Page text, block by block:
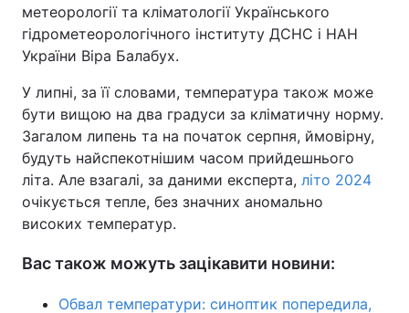
метеорології та кліматології Українського
гідрометеорологічного інституту ДСНС і НАН
України Віра Балабух.
У липні, за її словами, температура також може
бути вищою на два градуси за кліматичну норму.
Загалом липень та на початок серпня, ймовірну,
будуть найспекотнішим часом прийдешнього
літа. Але взагалі, за даними експерта, літо 2024
очікується тепле, без значних аномально
високих температур.
Вас також можуть зацікавити новини:
Обвал температури: синоптик попередила,